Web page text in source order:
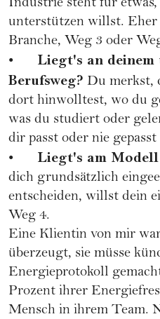
Industrie steht für
unterstützen willst. Eher
Branche, Weg 3 oder
• Liegt's an
Berufsweg? Du merkst,
dort hinwolltest, wo du
was du studiert oder
dir passt oder nie
• Liegt's am
dich grundsätzlich
entscheiden, willst dein
Weg 4.
Eine Klientin von mir
überzeugt, sie müsse
Energieprotokoll
Prozent ihrer
Mensch in ihrem Team.